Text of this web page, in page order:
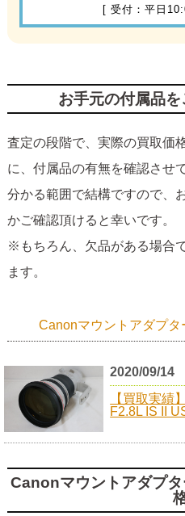
[ 受付：平日
お手元の付属品を
査定の段階で、実際の買取価
に、付属品の有無を確認させ
分かる範囲で結構ですので、
かご確認頂けると幸いです。
※もちろん、欠品がある場合
ます。
Canonマウントアダプ
2020/09/14
【買取実績
F2.8L IS II
Canonマウントアダプ